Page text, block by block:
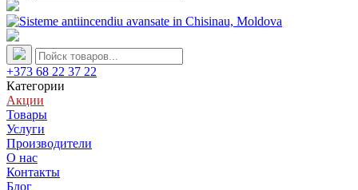
+373 68 22 37 22
Категории
Акции
Товары
Услуги
Производители
О нас
Контакты
Блог